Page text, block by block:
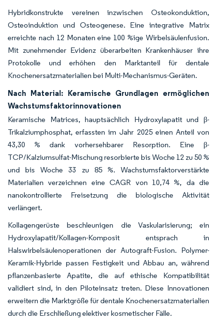
Hybridkonstrukte vereinen inzwischen Osteokonduktion,
Osteoinduktion und Osteogenese. Eine integrative Matrix
erreichte nach 12 Monaten eine 100 %ige Wirbelsäulenfusion.
Mit zunehmender Evidenz überarbeiten Krankenhäuser ihre
Protokolle und erhöhen den Marktanteil für dentale
Knochenersatzmaterialien bei Multi-Mechanismus-Geräten.
Nach Material: Keramische Grundlagen ermöglichen
Wachstumsfaktorinnovationen
Keramische Matrices, hauptsächlich Hydroxylapatit und β-
Trikalziumphosphat, erfassten im Jahr 2025 einen Anteil von
43,30 % dank vorhersehbarer Resorption. Eine β-
TCP/Kalziumsulfat-Mischung resorbierte bis Woche 12 zu 50 %
und bis Woche 33 zu 85 %. Wachstumsfaktorverstärkte
Materialien verzeichnen eine CAGR von 10,74 %, da die
nanokontrollierte Freisetzung die biologische Aktivität
verlängert.
Kollagengerüste beschleunigen die Vaskularisierung; ein
Hydroxylapatit/Kollagen-Komposit entsprach in
Halswirbelsäulenoperationen der Autograft-Fusion. Polymer-
Keramik-Hybride passen Festigkeit und Abbau an, während
pflanzenbasierte Apatite, die auf ethische Kompatibilität
validiert sind, in den Piloteinsatz treten. Diese Innovationen
erweitern die Marktgröße für dentale Knochenersatzmaterialien
durch die Erschließung elektiver kosmetischer Fälle.